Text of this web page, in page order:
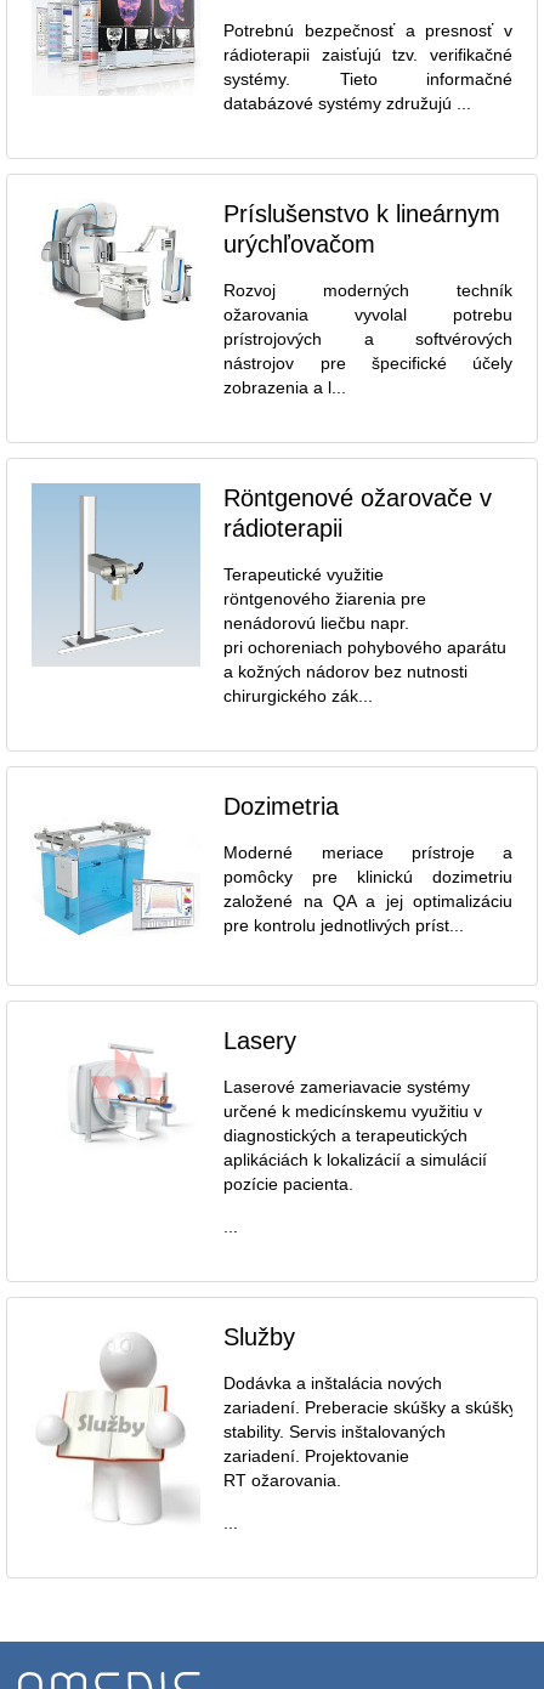
Potrebnú bezpečnosť a presnosť v
rádioterapii zaisťujú tzv. verifikačné
systémy. Tieto informačné
databázové systémy združujú ...
Príslušenstvo k lineárnym
urýchľovačom
Rozvoj moderných techník
ožarovania vyvolal potrebu
prístrojových a softvérových
nástrojov pre špecifické účely
zobrazenia a l...
Röntgenové ožarovače v
rádioterapii
Terapeutické využitie
röntgenového žiarenia pre
nenádorovú liečbu napr.
pri ochoreniach pohybového aparátu
a kožných nádorov bez nutnosti
chirurgického zák...
Dozimetria
Moderné meriace prístroje a
pomôcky pre klinickú dozimetriu
založené na QA a jej optimalizáciu
pre kontrolu jednotlivých príst...
Lasery
Laserové zameriavacie systémy
určené k medicínskemu využitiu v
diagnostických a terapeutických
aplikáciách k lokalizácií a simulácií
pozície pacienta.
Služby
Dodávka a inštalácia nových
zariadení. Preberacie skúšky a skúšky
stability. Servis inštalovaných
zariadení. Projektovanie
RT ožarovania.